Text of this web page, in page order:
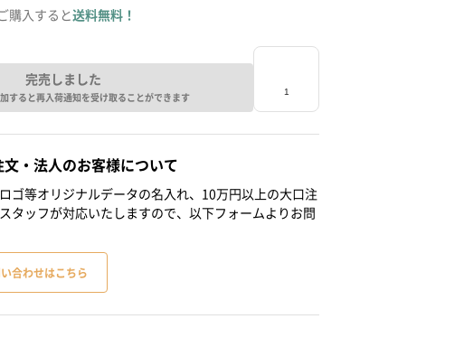
購入すると送料無料！
完売しました
すると再入荷通知を受け取ることができます
・法人のお客様について
ゴ等オリジナルデータの名入れ、10万円以上の大口注
タッフが対応いたしますので、以下フォームよりお問
合わせはこちら